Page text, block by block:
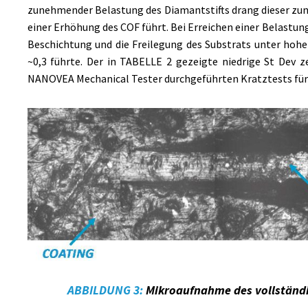
zunehmender Belastung des Diamantstifts drang dieser
einer Erhöhung des COF führt. Bei Erreichen einer
Beschichtung und die Freilegung des Substrats unter
~0,3 führte. Der in TABELLE 2 gezeigte niedrige St Dev
NANOVEA Mechanical Tester durchgeführten Kratztests
ABBILDUNG 3:Mikroaufnahme des